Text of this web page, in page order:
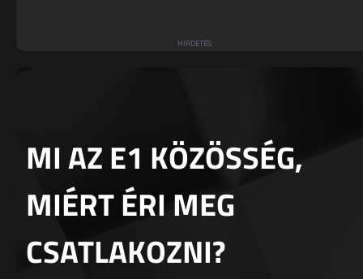
MI AZ E1 KÖZÖSSÉG,
MIÉRT ÉRI MEG
CSATLAKOZNI?